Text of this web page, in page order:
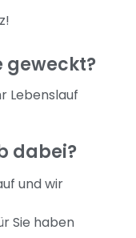
geweckt?
Lebenslauf
dabei?
und wir
Sie haben